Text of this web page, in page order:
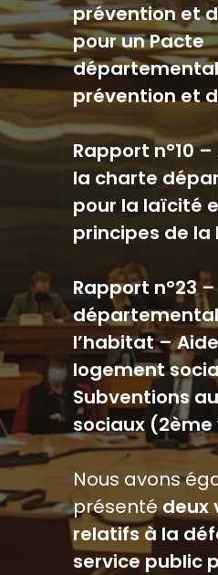
prévention et
pour un Pacte
prévention et
Rapport n°10
la charte
pour la laïcité
principes de la
Rapport n°23 –
l’habitat –
logement
Subventions
sociaux
Nous avons
présentédeux
relatifs à la
service public